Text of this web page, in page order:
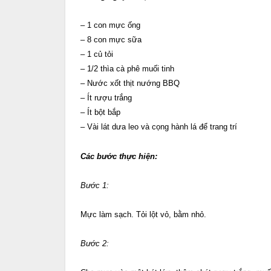
– 1 con mực ống
– 8 con mực sữa
– 1 củ tỏi
– 1/2 thìa cà phê muối tinh
– Nước xốt thịt nướng BBQ
– Ít rượu trắng
– Ít bột bắp
– Vài lát dưa leo và cọng hành lá để trang trí
Các bước thực hiện:
Bước 1:
Mực làm sạch. Tỏi lột vỏ, bằm nhỏ.
Bước 2: